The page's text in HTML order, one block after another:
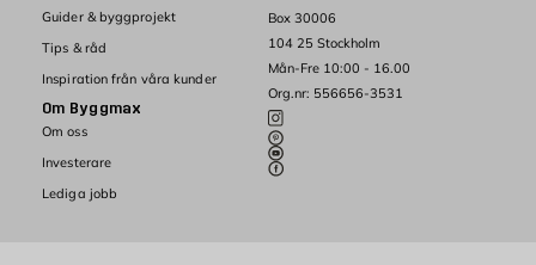
Box 30006
104 25 Stockholm
Mån-Fre 10:00 - 16.00
Org.nr: 556656-3531
Guider & byggprojekt
Tips & råd
Inspiration från våra kunder
Om Byggmax
Om oss
Investerare
Lediga jobb